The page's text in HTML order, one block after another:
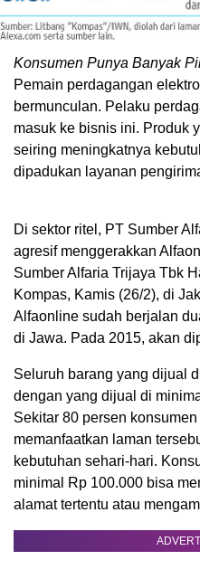
Konsumen Punya Banyak
Pemain perdagangan
bermunculan. Pelaku
masuk ke bisnis ini. Produk
seiring meningkatnya
dipadukan layanan
Di sektor ritel, PT Sumber
agresif menggerakkan
Sumber Alfaria Trijaya Tbk
Kompas, Kamis (26/2), di
Alfaonline sudah berjalan
di Jawa. Pada 2015, akan
Seluruh barang yang dijual
dengan yang dijual di
Sekitar 80 persen
memanfaatkan laman
kebutuhan sehari-hari.
minimal Rp 100.000 bisa
alamat tertentu atau